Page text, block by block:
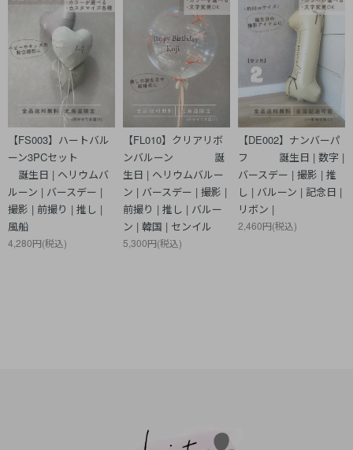
【FS003】ハートバル
ーン3PCセット
誕生日 | ヘリウムバ
ルーン | バースデー |
撮影 | 前撮り | 推し |
風船
4,280円(税込)
【FL010】クリアリボ
ンバルーン 誕
生日 | ヘリウムバルー
ン | バースデー | 撮影 |
前撮り | 推し | バルー
ン | 韓国 | センイル
5,300円(税込)
【DE002】ナンバーパ
フ 誕生日 | 数字 |
バースデー | 撮影 | 推
し | バルーン | 記念日 |
リボン |
2,460円(税込)